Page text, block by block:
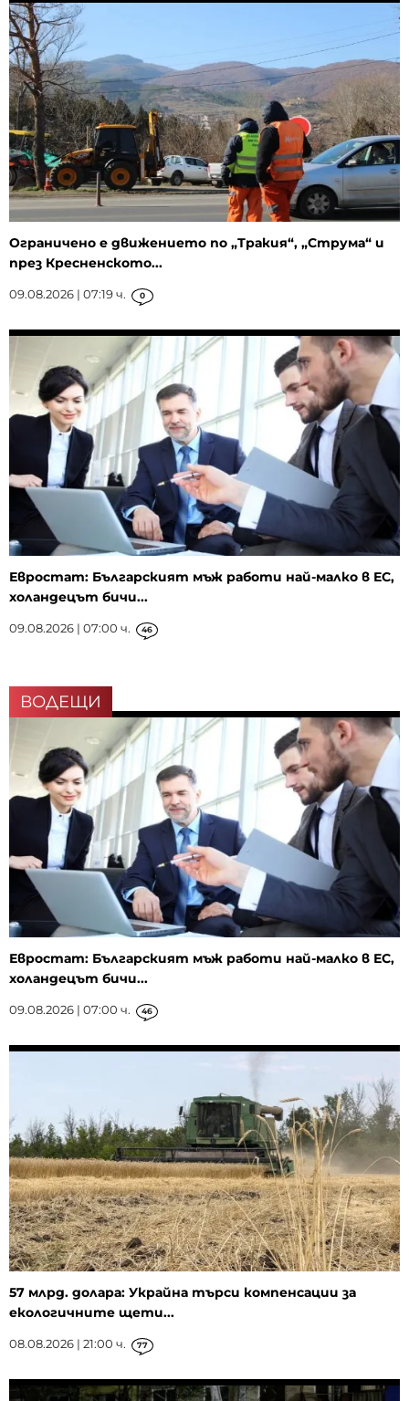
Ограничено е движението по „Тракия“, „Струма“ и
през Кресненското...
09.08.2026 | 07:19 ч. 0
Евростат: Българският мъж работи най-малко в ЕС,
холандецът бичи...
09.08.2026 | 07:00 ч. 46
ВОДЕЩИ
Евростат: Българският мъж работи най-малко в ЕС,
холандецът бичи...
09.08.2026 | 07:00 ч. 46
57 млрд. долара: Украйна търси компенсации за
екологичните щети...
08.08.2026 | 21:00 ч. 77